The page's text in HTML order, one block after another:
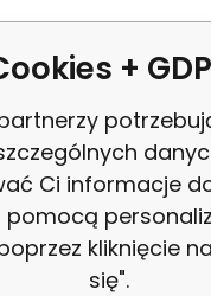
potahová
+
Ci informacje
kliknięcie
się".